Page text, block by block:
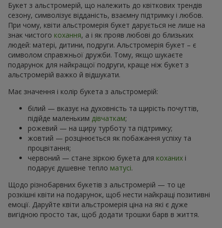
Букет з альстромерій, що належить до квіткових трендів
сезону, символізує відданість, взаємну підтримку і любов.
При чому, квіти альстромерія букет дарується не лише на
знак чистого кохання, а і як прояв любові до близьких
людей: матері, дитини, подруги. Альстромерія букет – є
символом справжньої дружби. Тому, якщо шукаєте
подарунок для найкращої подруги, краще ніж букет з
альстромерій важко й відшукати.
Має значення і колір букета з альстромерій:
білий — вказує на духовність та щирість почуттів,
підійде маленьким дівчаткам;
рожевий — на щиру турботу та підтримку;
жовтий — розцінюється як побажання успіху та
процвітання;
червоний — стане зіркою букета для коханих і
подарує душевне тепло матусі.
Щодо різнобарвних букетів з альстромерій — то це
розкішні квіти на подарунок, щоб нести найкращі позитивні
емоції. Даруйте квіти альстромерія ціна на які є дуже
вигідною просто так, щоб додати трошки барв в життя.